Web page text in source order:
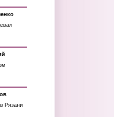
Рязани